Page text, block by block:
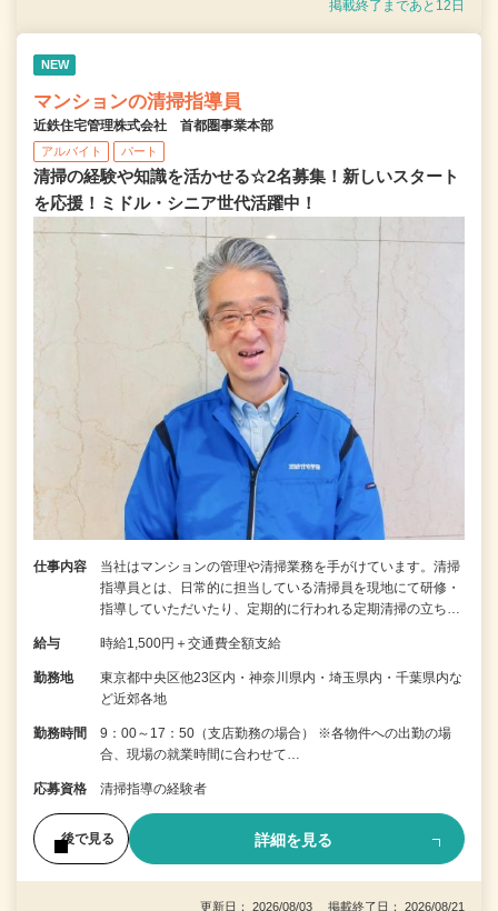
掲載終了まであと12日
NEW
マンションの清掃指導員
近鉄住宅管理株式会社 首都圏事業本部
アルバイト パート
清掃の経験や知識を活かせる☆2名募集！新しいスタート
を応援！ミドル・シニア世代活躍中！
仕事内容
当社はマンションの管理や清掃業務を手がけています。清掃
指導員とは、日常的に担当している清掃員を現地にて研修・
指導していただいたり、定期的に行われる定期清掃の立ち…
給与 時給1,500円＋交通費全額支給
勤務地
東京都中央区他23区内・神奈川県内・埼玉県内・千葉県内な
ど近郊各地
勤務時間
9：00～17：50（支店勤務の場合） ※各物件への出勤の場
合、現場の就業時間に合わせて…
応募資格 清掃指導の経験者
後で見る 詳細を見る
更新日： 2026/08/03 掲載終了日： 2026/08/21